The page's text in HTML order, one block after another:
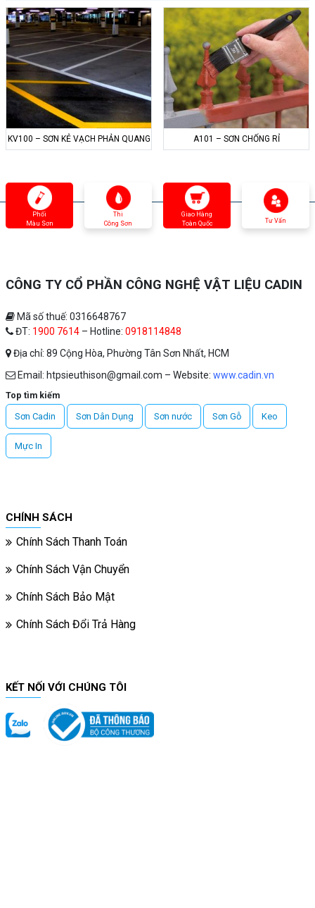
KV100 – SƠN KẺ VẠCH PHẢN QUANG A101 – SƠN CHỐNG RỈ
Phối
Màu Sơn
Thi
Công Sơn
Giao Hàng
Toàn Quốc
Tư Vấn
CÔNG TY CỔ PHẦN CÔNG NGHỆ VẬT LIỆU CADIN
Mã số thuế: 0316648767
ĐT: 1900 7614 – Hotline: 0918114848
Địa chỉ: 89 Cộng Hòa, Phường Tân Sơn Nhất, HCM
Email: htpsieuthison@gmail.com – Website: www.cadin.vn
Top tìm kiếm
Sơn Cadin
Sơn Dân Dụng Sơn nước Sơn Gỗ Keo
Mực In
CHÍNH SÁCH
Chính Sách Thanh Toán
Chính Sách Vận Chuyển
Chính Sách Bảo Mật
Chính Sách Đổi Trả Hàng
KẾT NỐI VỚI CHÚNG TÔI